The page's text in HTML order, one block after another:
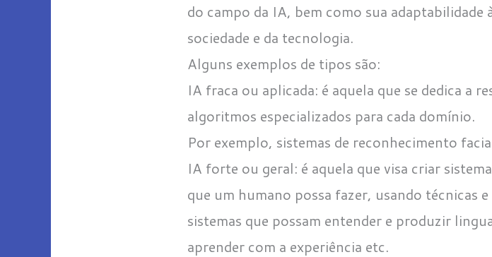
do campo da IA, bem como sua adaptabilidade
sociedade e da tecnologia.
Alguns exemplos de tipos são:
IA fraca ou aplicada: é aquela que se dedica a
algoritmos especializados para cada domínio.
Por exemplo, sistemas de reconhecimento
IA forte ou geral: é aquela que visa criar
que um humano possa fazer, usando técnicas
sistemas que possam entender e produzir
aprender com a experiência etc.